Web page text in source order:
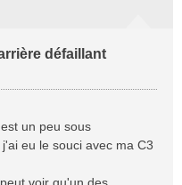
défaillant
un peu sous
eu le souci avec ma C3